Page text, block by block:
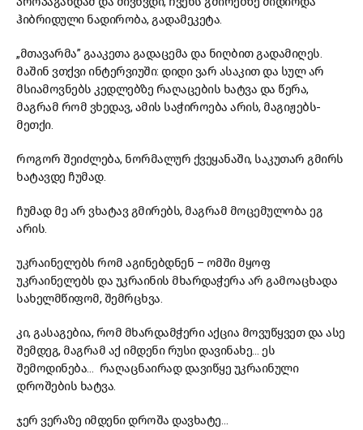
ჰიბრიდული ნადირობა, გადამეკეტა.
„მთავარმა” გააკეთა გადაცემა და ნიღბით გადამიღეს.
მაშინ ვთქვი ინტერვიუში: დიდი ვარ ასაკით და სულ არ
მსიამოვნებს კედლებზე რაღაცების ხატვა და წერა,
მაგრამ რომ ვხედავ, ამის საჭიროება არის, მაგიჟებს-
მეთქი.
როგორ შეიძლება, ნორმალურ ქვეყანაში, საკუთარ გმირს
ხატავდე ჩუმად.
ჩუმად მე არ ვხატავ გმირებს, მაგრამ მოცემულობა ეგ
არის.
უკრაინელებს რომ აგინებდნენ – ომში მყოფ
უკრაინელებს და უკრაინის მხარდაჭერა არ გამოაცხადა
სახელმწიფომ, შემრცხვა.
კი, გასაგებია, რომ მხარდამჭერი აქცია მოვუწყვეთ და ასე
შემდეგ, მაგრამ აქ იმდენი რუსი დავინახე… ეს
შემოდინება… რაღაცნაირად დავიწყე უკრაინული
დროშების ხატვა.
ჯერ ვერაზე იმდენი დროშა დავხატე…